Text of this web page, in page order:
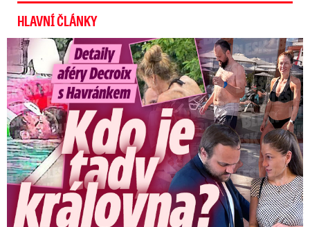
HLAVNÍ ČLÁNKY
Detaily aféry Decroix s Havránkem: Kdo je tady královna?